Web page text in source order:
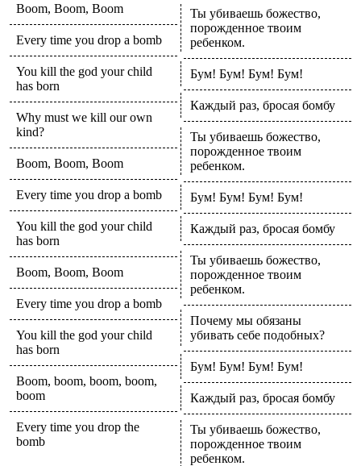
Boom, Boom, Boom
Every time you drop a bomb
You kill the god your child
has born
Why must we kill our own
kind?
Boom, Boom, Boom
Every time you drop a bomb
You kill the god your child
has born
Boom, Boom, Boom
Every time you drop a bomb
You kill the god your child
has born
Boom, boom, boom, boom,
boom
Every time you drop the
bomb
Ты убиваешь божество,
порожденное твоим
ребенком.
Бум! Бум! Бум! Бум!
Каждый раз, бросая бомбу
Ты убиваешь божество,
порожденное твоим
ребенком.
Бум! Бум! Бум! Бум!
Каждый раз, бросая бомбу
Ты убиваешь божество,
порожденное твоим
ребенком.
Почему мы обязаны
убивать себе подобных?
Бум! Бум! Бум! Бум!
Каждый раз, бросая бомбу
Ты убиваешь божество,
порожденное твоим
ребенком.